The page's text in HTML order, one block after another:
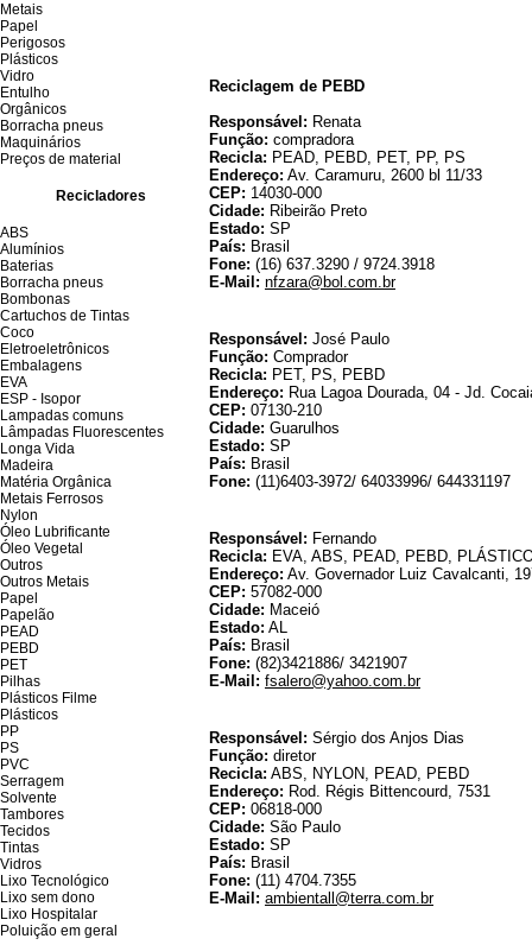
Metais
Papel
Perigosos
Plásticos
Vidro
Entulho
Orgânicos
Borracha pneus
Maquinários
Preços de material
Recicladores
ABS
Alumínios
Baterias
Borracha pneus
Bombonas
Cartuchos de Tintas
Coco
Eletroeletrônicos
Embalagens
EVA
ESP - Isopor
Lampadas comuns
Lâmpadas Fluorescentes
Longa Vida
Madeira
Matéria Orgânica
Metais Ferrosos
Nylon
Óleo Lubrificante
Óleo Vegetal
Outros
Outros Metais
Papel
Papelão
PEAD
PEBD
PET
Pilhas
Plásticos Filme
Plásticos
PP
PS
PVC
Serragem
Solvente
Tambores
Tecidos
Tintas
Vidros
Lixo Tecnológico
Lixo sem dono
Lixo Hospitalar
Poluição em geral
Reciclagem de PEBD
Responsável: Renata
Função: compradora
Recicla: PEAD, PEBD, PET, PP, PS
Endereço: Av. Caramuru, 2600 bl 11/33
CEP: 14030-000
Cidade: Ribeirão Preto
Estado: SP
País: Brasil
Fone: (16) 637.3290 / 9724.3918
E-Mail: nfzara@bol.com.br
Responsável: José Paulo
Função: Comprador
Recicla: PET, PS, PEBD
Endereço: Rua Lagoa Dourada, 04 - Jd.
CEP: 07130-210
Cidade: Guarulhos
Estado: SP
País: Brasil
Fone: (11)6403-3972/ 64033996/ 644331197
Responsável: Fernando
Recicla: EVA, ABS, PEAD, PEBD,
Endereço: Av. Governador Luiz Cavalcanti,
CEP: 57082-000
Cidade: Maceió
Estado: AL
País: Brasil
Fone: (82)3421886/ 3421907
E-Mail: fsalero@yahoo.com.br
Responsável: Sérgio dos Anjos Dias
Função: diretor
Recicla: ABS, NYLON, PEAD, PEBD
Endereço: Rod. Régis Bittencourd, 7531
CEP: 06818-000
Cidade: São Paulo
Estado: SP
País: Brasil
Fone: (11) 4704.7355
E-Mail: ambientall@terra.com.br